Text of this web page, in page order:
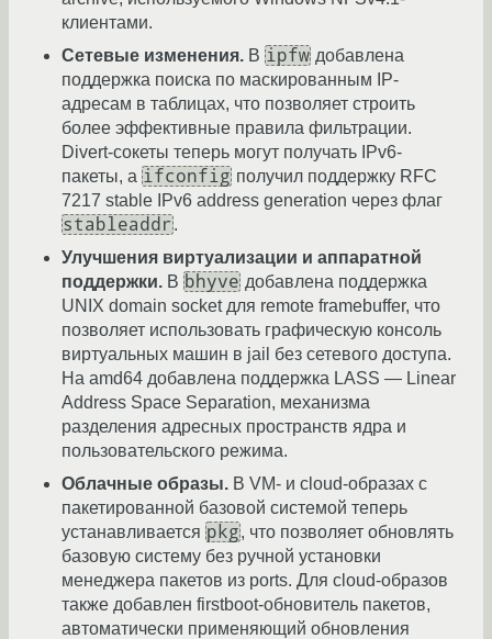
клиентами.
Сетевые изменения. В ipfw добавлена
поддержка поиска по маскированным IP-
адресам в таблицах, что позволяет строить
более эффективные правила фильтрации.
Divert-сокеты теперь могут получать IPv6-
пакеты, а ifconfig получил поддержку RFC
7217 stable IPv6 address generation через флаг
stableaddr .
Улучшения виртуализации и аппаратной
поддержки. В bhyve добавлена поддержка
UNIX domain socket для remote framebuffer, что
позволяет использовать графическую консоль
виртуальных машин в jail без сетевого доступа.
На amd64 добавлена поддержка LASS — Linear
Address Space Separation, механизма
разделения адресных пространств ядра и
пользовательского режима.
Облачные образы. В VM- и cloud-образах с
пакетированной базовой системой теперь
устанавливается pkg, что позволяет обновлять
базовую систему без ручной установки
менеджера пакетов из ports. Для cloud-образов
также добавлен firstboot-обновитель пакетов,
автоматически применяющий обновления